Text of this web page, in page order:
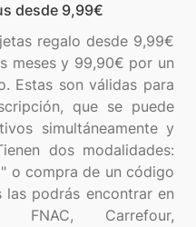
desde 9,99€
regalo desde 9,99€
meses y 99,90€ por un
Estas son válidas para
que se puede
simultáneamente y
dos modalidades:
o compra de un código
las podrás encontrar en
FNAC, Carrefour,